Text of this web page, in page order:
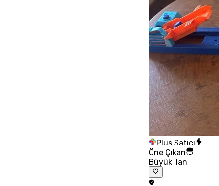
Plus Satıcı
Öne Çıkan
Büyük İlan